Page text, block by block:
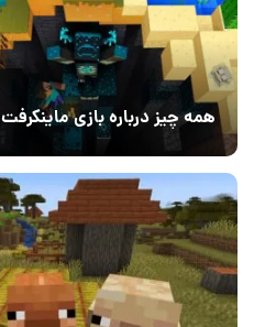
همه چیز درباره بازی ماینکرفت